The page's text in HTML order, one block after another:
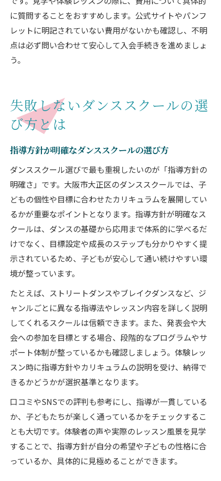
に質問することをおすすめします。公式サイトやパンフ
レットに明記されていない費用がないかも確認し、不明
点は必ず問い合わせて安心して入会手続きを進めましょ
う。
失敗しないダンススクールの選
び方とは
指導方針が明確なダンススクールの選び方
ダンススクール選びで最も重視したいのが「指導方針の
明確さ」です。大阪市大正区のダンススクールでは、子
どもの個性や目標に合わせたカリキュラムを展開してい
るかが重要なポイントとなります。指導方針が明確なス
クールは、ダンスの基礎から応用まで体系的に学べるだ
けでなく、目標設定や成長のステップも分かりやすく提
示されているため、子どもが安心して通い続けやすい環
境が整っています。
たとえば、ストリートダンスやブレイクダンスなど、ジ
ャンルごとに異なる指導法やレッスン内容を詳しく説明
してくれるスクールは信頼できます。また、発表会や大
会への参加を目標とする場合、段階的なプログラムやサ
ポート体制が整っているかも確認しましょう。体験レッ
スン時に指導方針やカリキュラムの説明を受け、納得で
きるかどうかが選択基準となります。
口コミやSNSでの評判も参考にし、指導が一貫している
か、子どもたちが楽しく通っているかをチェックするこ
とも大切です。体験者の声や実際のレッスン風景を見学
することで、指導方針が自分の希望や子どもの性格に合
っているか、具体的に見極めることができます。